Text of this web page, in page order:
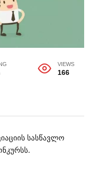
VIEWS
166
სასწავლო